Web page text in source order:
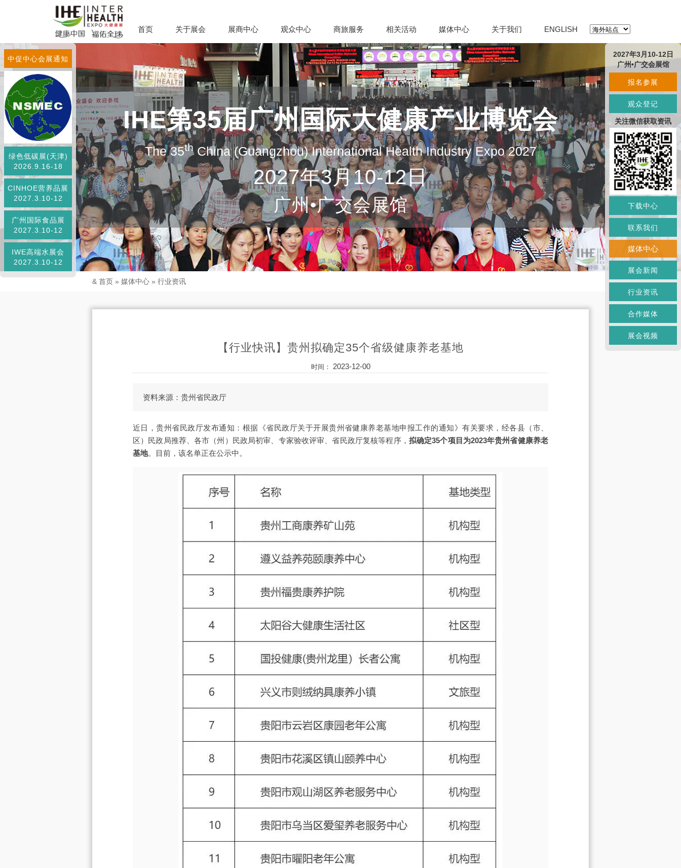
首页 关于展会 展商中心 观众中心 商旅服务 相关活动 媒体中心 关于我们 ENGLISH
IHE第35届广州国际大健康产业博览会
The 35thChina (Guangzhou) International Health Industry Expo 2027
2027年3月10-12日
广州•广交会展馆
中促中心会展通知
绿色低碳展(天津)
2026.9.16-18
CINHOE营养品展
2027.3.10-12
广州国际食品展
2027.3.10-12
IWE高端水展会
2027.3.10-12
& 首页 » 媒体中心 » 行业资讯
【行业快讯】贵州拟确定35个省级健康养老基地
时间： 2023-12-00
资料来源：贵州省民政厅
近日，贵州省民政厅发布通知：根据《省民政厅关于开展贵州省健康养老基地申报工作的通知》有关要求，经各县（市、
区）民政局推荐、各市（州）民政局初审、专家验收评审、省民政厅复核等程序， 拟确定35个项目为2023年贵州省健康养老
基地。目前，该名单正在公示中。
2027年3月10-12日
广州•广交会展馆
报名参展
观众登记
关注微信获取资讯
下载中心
联系我们
媒体中心
展会新闻
行业资讯
合作媒体
展会视频